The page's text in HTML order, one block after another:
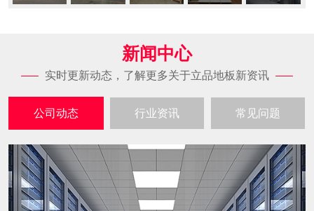
新闻中心
实时更新动态，了解更多关于立品地板新资讯
公司动态 行业资讯 常见问题